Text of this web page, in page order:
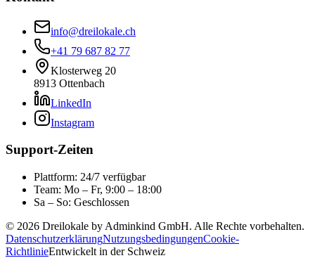
info@dreilokale.ch
+41 79 687 82 77
Klosterweg 20
8913 Ottenbach
LinkedIn
Instagram
Support-Zeiten
Plattform: 24/7 verfügbar
Team: Mo – Fr, 9:00 – 18:00
Sa – So: Geschlossen
© 2026 Dreilokale by Adminkind GmbH. Alle Rechte vorbehalten.
DatenschutzerklärungNutzungsbedingungenCookie-
RichtlinieEntwickelt in der Schweiz